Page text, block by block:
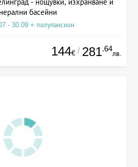
- нощувки, изхранване и
басейни
- 30.09 + полупансион
144€ / 281.64
лв.